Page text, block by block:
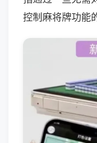
控制麻将牌功能